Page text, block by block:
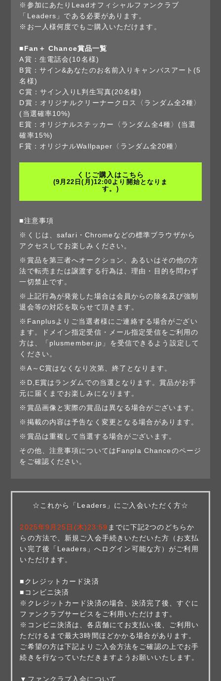
※参加にあたりLeadオフィシャルファンクラブ
「Leaders」である必要があります。
※お一人様何度でもご購入いただけます。
■Fan＋ Chance賞品一覧
A賞：生電話会(10名様)
B賞：サイン&あなたのお名前入りキャンバスアート(5
名様)
C賞：サイン入りL判生写真(20名様)
D賞：オリジナルクリーナークロス〈ランダム全2種〉
(当選確率10%)
E賞：オリジナルステッカー〈ランダム全4種〉(当選
確率15%)
F賞：オリジナルWallpaper〈ランダム全20種〉
くじご購入はこちら
(9月22日(月)12:00より開始となりま
す。)
■注意事項
※くじは、safari・Chromeなどの標準ブラウザから
アクセスしてお楽しみください。
※賞品を第三者へオークション、あるいはその他の方
法で転売または譲渡する行為は、理由・目的を問わず
一切禁止です。
※上記行為が発覚した場合は会員からの除名及び強制
退会等の対応を取らせて頂きます。
※Fanplusよりご当選者様にご連絡する場合がござい
ます。ドメイン指定受信・メール指定受信をご利用の
方は、「plusmember.jp」を受信できるよう設定して
ください。
※A～C賞はなくなり次第、終了となります。
※D,E賞はランダムでの当選となります。賞品がお手
元に届くまでお楽しみになります。
※賞品画像と実際の賞品は異なる場合がございます。
※掲載の内容は予告なく変更となる場合があります。
※賞品は重複して当選する場合がございます。
その他、注意事項についてはFanpla Chanceのページ
をご確認ください。
☆これから「Leaders」にご入会いただく方☆
2025年9月25日(木)23:59 までに下記2つのどちらか
らの方法で、新規ご入会手続きいただいた方（お支払
い完了後「Leaders」へログイン可能な方）がご利用
いただけます。
■クレジットカード決済
■コンビニ決済
※クレジットカード決済の場合、決済完了後、すぐに
ファンクラブサービスをご利用いただけます。
※コンビニ決済は、各店舗にてお支払い後、ご利用い
ただけるまで最大3時間ほどかかる場合があります。
ご希望の方は下記よりご入会方法をご確認の上でお手
続きを行なっていただきますようお願いいたします。
▼ファンクラブ入会について